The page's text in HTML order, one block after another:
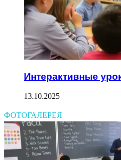
Интерактивные
13.10.2025
ФОТОГАЛЕРЕЯ